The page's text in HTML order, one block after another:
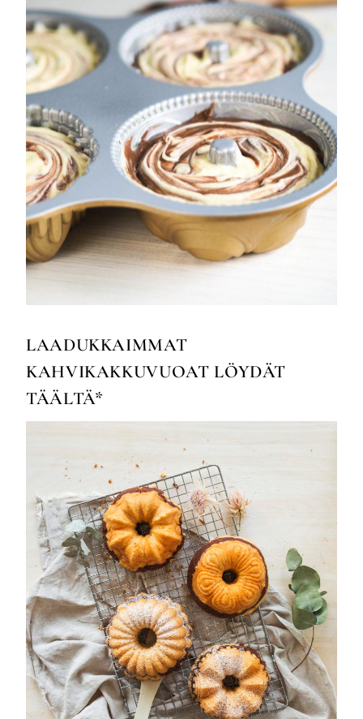
LAADUKKAIMMAT
KAHVIKAKKUVUOAT LÖYDÄT
TÄÄLTÄ*